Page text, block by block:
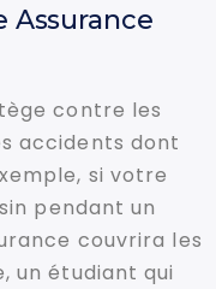
Assurance
contre les
accidents dont
si votre
pendant un
couvrira les
un étudiant qui